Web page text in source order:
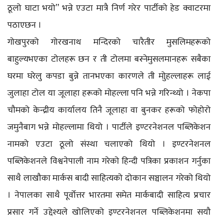
ठूलो घाटा भयो” भन्ने एउटा मात्रै निर्ण गरेर पार्टीको हेड क्वाटरमा
पठाएछन ।
गोखपुरको गोरखनाथ मन्दिरको चारैतीर मुसलिमहरूको
बाहुल्यभएका टोलहरू छन र ती टोलमा बस्नेमुसलमानहरू सबैका
घरमा घरेलु कपडा बुन्ने तानभएका कारणले ती मोुहल्लाहरू लाई
जुलाहा टोल या जूलाहा हरूको मोहल्ला पनि भन्ने गरिन्थ्यो । नेकपा
चौमको केन्द्रीय कार्यालय तिनै जूलाहा वा बुनकर हरूको फोहोरो
जमुनैबाग भन्ने मोहल्लामा थियो । पार्टीले इण्टरनेशनल पब्लिकेशन
नामको एउटा ठूलो संस्था चलाएको थियो । इण्टरनेशनल
पब्लिकेशनले विश्वनेपाली नाम गरेको हिन्दी पत्रिका प्रकाशन गर्नुका
साथै लाखौका मार्कस बादी साहित्यको दोकान सञ्चालन गरेको थियो
। नेपालका साथै पूर्वोत्तर भारतमा समेत मार्कबादी साहित्य प्रचार
प्रसार गर्ने उद्देश्यले खोलिएको इण्टरनेशनल पब्लिकेशनमा सयौ